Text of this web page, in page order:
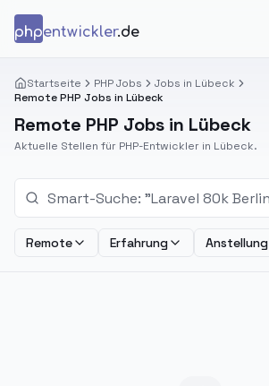
phpentwickler.de
Startseite PHP Jobs
Jobs in Lübeck
Remote PHP Jobs in Lübeck
Remote PHP Jobs in Lübeck
Aktuelle Stellen für PHP-Entwickler in Lübeck.
Remote Erfahrung Anstellung